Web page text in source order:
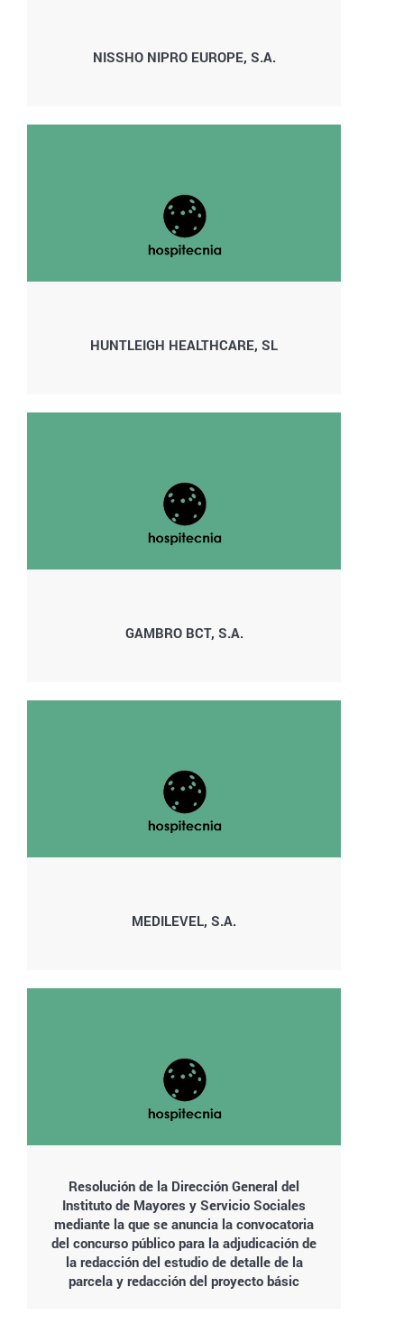
NISSHO NIPRO EUROPE, S.A.
HUNTLEIGH HEALTHCARE, SL
GAMBRO BCT, S.A.
MEDILEVEL, S.A.
Resolución de la Dirección General del
Instituto de Mayores y Servicio Sociales
mediante la que se anuncia la convocatoria
del concurso público para la adjudicación de
la redacción del estudio de detalle de la
parcela y redacción del proyecto básic